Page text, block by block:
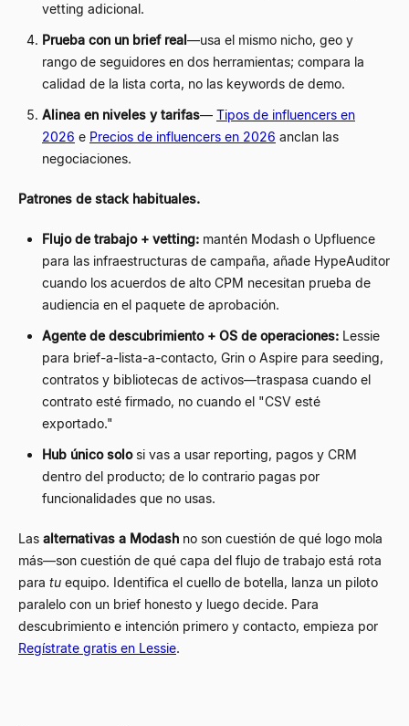
vetting adicional.
Prueba con un brief real—usa el mismo nicho, geo y
rango de seguidores en dos herramientas; compara la
calidad de la lista corta, no las keywords de demo.
Alinea en niveles y tarifas— Tipos de influencers en
2026 e Precios de influencers en 2026 anclan las
negociaciones.
Patrones de stack habituales.
Flujo de trabajo + vetting: mantén Modash o Upfluence
para las infraestructuras de campaña, añade HypeAuditor
cuando los acuerdos de alto CPM necesitan prueba de
audiencia en el paquete de aprobación.
Agente de descubrimiento + OS de operaciones: Lessie
para brief-a-lista-a-contacto, Grin o Aspire para seeding,
contratos y bibliotecas de activos—traspasa cuando el
contrato esté firmado, no cuando el "CSV esté
exportado."
Hub único solosi vas a usar reporting, pagos y CRM
dentro del producto; de lo contrario pagas por
funcionalidades que no usas.
Las alternativas a Modash no son cuestión de qué logo mola
más—son cuestión de qué capa del flujo de trabajo está rota
para tu equipo. Identifica el cuello de botella, lanza un piloto
paralelo con un brief honesto y luego decide. Para
descubrimiento e intención primero y contacto, empieza por
Regístrate gratis en Lessie.